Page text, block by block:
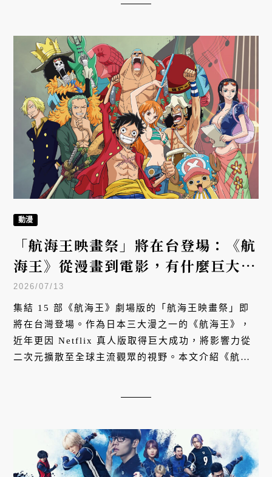
動漫
「航海王映畫祭」將在台登場：《航
海王》從漫畫到電影，有什麼巨大影
響？
2026/07/13
集結 15 部《航海王》劇場版的「航海王映畫祭」即
將在台灣登場。作為日本三大漫之一的《航海王》，
近年更因 Netflix 真人版取得巨大成功，將影響力從
二次元擴散至全球主流觀眾的視野。本文介紹《航海